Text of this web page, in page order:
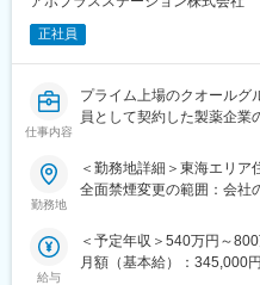
シミックグループ内の社
わることも可能です。
◎未経験から医療業界へ｜
員など）が活躍中
▽約3ヶ月の研修（医療知
▽現場配属（4ヶ月目～）※
へのキャリアアップ＆キ
正社員
仕事内容
プライム上場のクオールグ
員として契約した製薬企業
メーカーなどプロジェク
を活かせる環境が整ってい
用情報を収集を行っていた
・新薬のプロモーション
勤務地
＜勤務地詳細＞東海エリア
全面禁煙変更の範囲：会社
給与
＜予定年収＞540万円～
月額（基本給）：345,000